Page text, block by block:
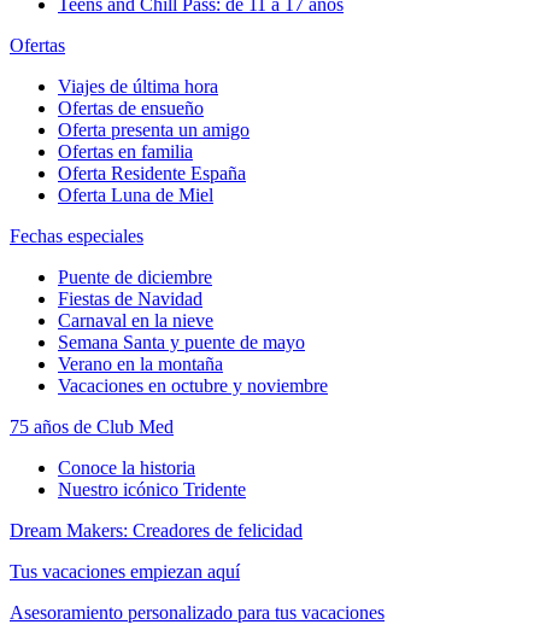
Teens and Chill Pass: de 11 a 17 años
Ofertas
Viajes de última hora
Ofertas de ensueño
Oferta presenta un amigo
Ofertas en familia
Oferta Residente España
Oferta Luna de Miel
Fechas especiales
Puente de diciembre
Fiestas de Navidad
Carnaval en la nieve
Semana Santa y puente de mayo
Verano en la montaña
Vacaciones en octubre y noviembre
75 años de Club Med
Conoce la historia
Nuestro icónico Tridente
Dream Makers: Creadores de felicidad
Tus vacaciones empiezan aquí
Asesoramiento personalizado para tus vacaciones